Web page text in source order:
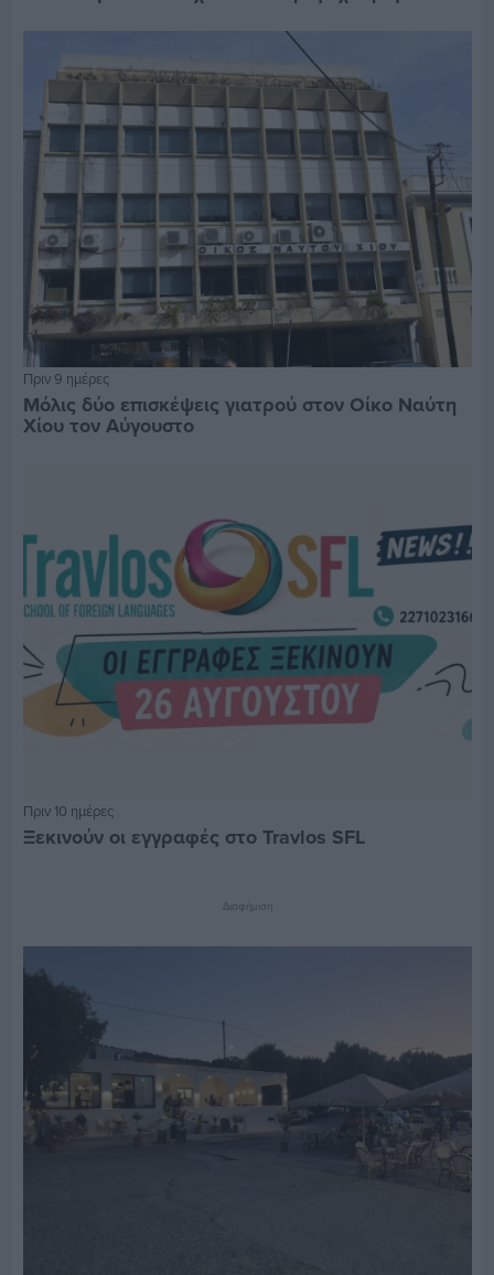
Πριν 9 ημέρες
Μόλις δύο επισκέψεις γιατρού στον Οίκο Ναύτη
Χίου τον Αύγουστο
Πριν 10 ημέρες
Ξεκινούν οι εγγραφές στο Travlos SFL
Διαφήμιση